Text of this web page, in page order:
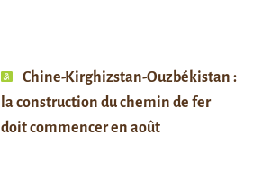
Chine-Kirghizstan-Ouzbékistan :
la construction du chemin de fer
doit commencer en août